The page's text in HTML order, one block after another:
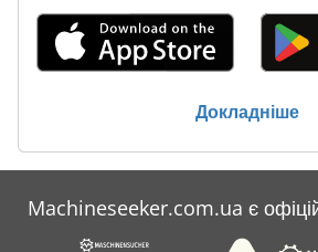
Докладніше
Machineseeker.com.ua є